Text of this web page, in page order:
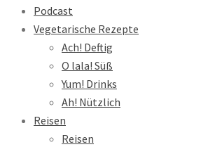
Podcast
Vegetarische Rezepte
Ach! Deftig
O lala! Süß
Yum! Drinks
Ah! Nützlich
Reisen
Reisen